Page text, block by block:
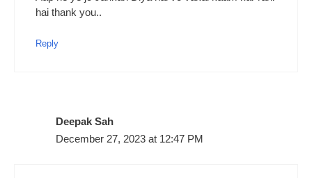
hai thank you..
Reply
Deepak Sah
December 27, 2023 at 12:47 PM